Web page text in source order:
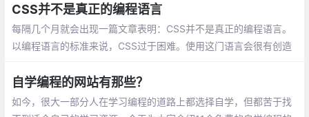
员的十个特征
CSS并不是真正的编程语言
每隔几个月就会出现一篇文章表明：CSS并不是真正的编程语言。
以编程语言的标准来说，CSS过于困难。使用这门语言会很有创造
标准化编程语言相比
自学编程的网站有那些？
如今，很大一部分人在学习编程的道路上都选择自学，但都苦于找